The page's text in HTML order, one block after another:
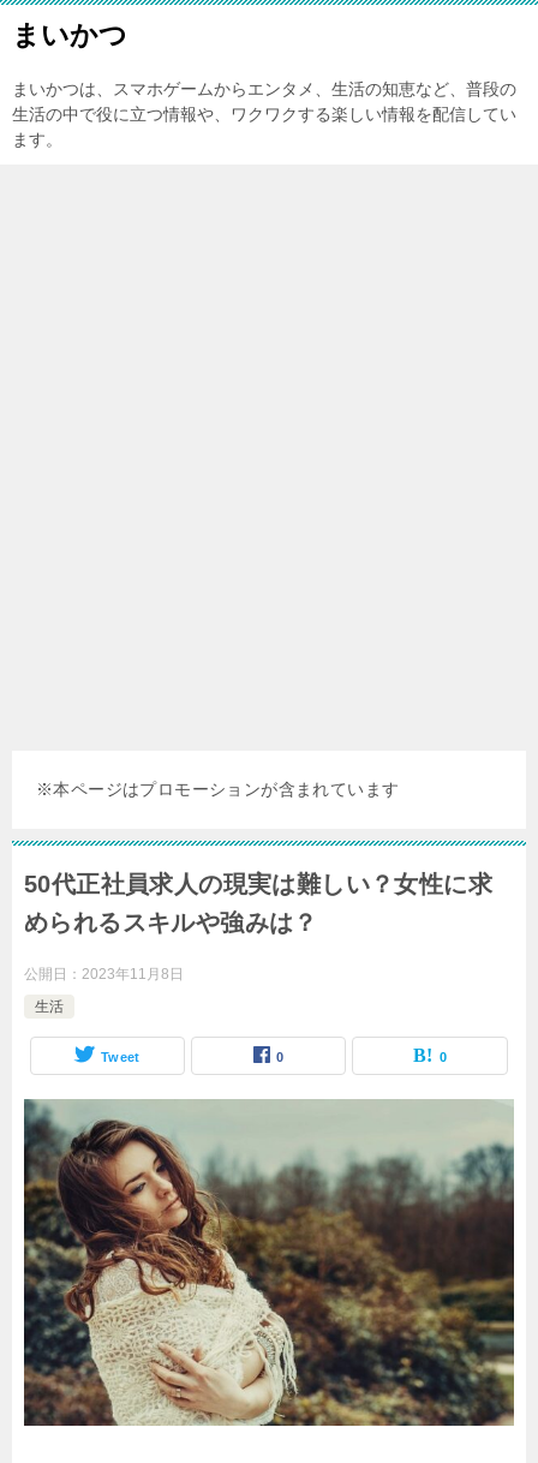
まいかつ
まいかつは、スマホゲームからエンタメ、生活の知恵など、普段の
生活の中で役に立つ情報や、ワクワクする楽しい情報を配信してい
ます。
※本ページはプロモーションが含まれています
50代正社員求人の現実は難しい？女性に求
められるスキルや強みは？
公開日： 2023年11月8日
生活
Tweet 0 0